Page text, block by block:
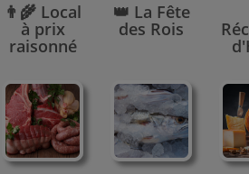
👨‍🌾 Local
à prix
raisonné
👑 La Fête
des Rois